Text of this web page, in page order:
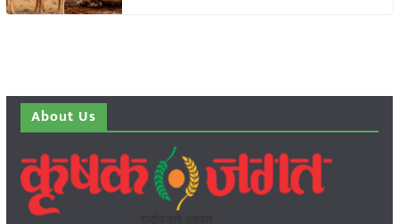
About Us